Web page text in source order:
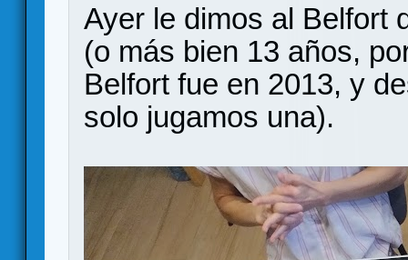
Ayer le dimos al
(o más bien 13 años,
Belfort fue en 2013, y
solo jugamos una).